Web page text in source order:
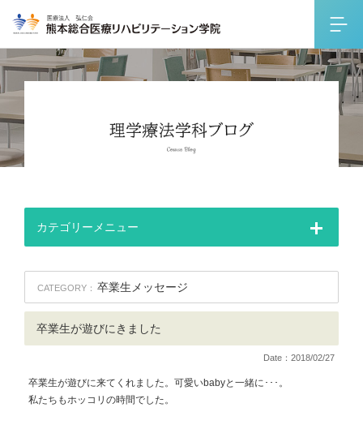
カテゴリーメニュー
CATEGORY： 卒業生メッセージ
卒業生が遊びにきました
Date：2018/02/27
卒業生が遊びに来てくれました。可愛いbabyと一緒に･･･。
私たちもホッコリの時間でした。